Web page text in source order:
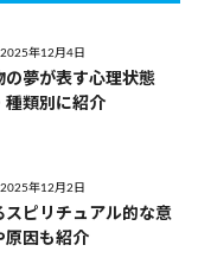
2025年12月4日
の夢が表す心理状態
種類別に紹介
2025年12月2日
スピリチュアル的な意
原因も紹介